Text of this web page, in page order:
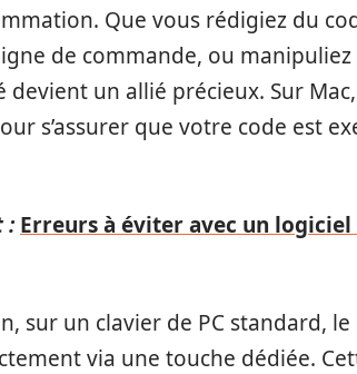
Que vous rédigiez du
de commande, ou
devient un allié précieux. Sur
s’assurer que votre code est
: Erreurs à éviter avec un logiciel
sur un clavier de PC standard,
via une touche dédiée.